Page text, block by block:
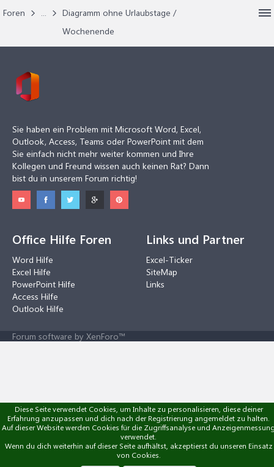
Foren ...
Diagramm ohne Urlaubstage /
Wochenende
Sie haben ein Problem mit Microsoft Word, Excel,
Outlook, Access, Teams oder PowerPoint mit dem
Sie einfach nicht mehr weiter kommen und Ihre
Kollegen und Freund wissen auch keinen Rat? Dann
bist du in unserem Forum richtig!
Office Hilfe Foren
Word Hilfe
Excel Hilfe
PowerPoint Hilfe
Access Hilfe
Outlook Hilfe
Links und Partner
Excel-Ticker
SiteMap
Links
Forum software by XenForo™
Diese Seite verwendet Cookies, um Inhalte zu personalisieren, diese deiner
Erfahrung anzupassen und dich nach der Registrierung angemeldet zu halten.
Auf dieser Website werden Cookies für die Zugriffsanalyse und
verwendet.
Wenn du dich weiterhin auf dieser Seite aufhältst, akzeptierst du unseren Einsatz
von Cookies.